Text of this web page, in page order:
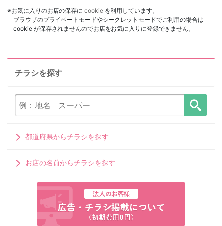
※お気に入りのお店の保存に cookie を利用しています。
ブラウザのプライベートモードやシークレットモードでご利用の場合は
cookie が保存されませんのでお店をお気に入りに登録できません。
チラシを探す
都道府県からチラシを探す
お店の名前からチラシを探す